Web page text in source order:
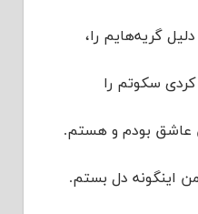
گریه‌هایم را،
سکوتم را
عاشق بودم و هستم.
اینگونه دل بستم.